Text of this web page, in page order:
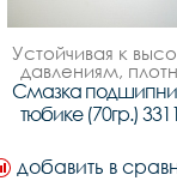
Устойчивая к
давлениям,
водостойкая.
отличной
химической
водостойкость
кипящей воде.
Смазка
тюбике (70гр.)
добавить в